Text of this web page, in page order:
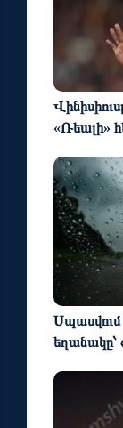
«Ռեալի»
Սպասվում
եղանակը՝